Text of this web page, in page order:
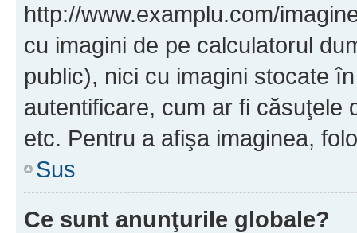
http://www.examplu.com/
cu imagini de pe calculatorul
public), nici cu imagini stocate
autentificare, cum ar fi căsuţele
etc. Pentru a afişa imaginea,
Sus
Ce sunt anunţurile globale?